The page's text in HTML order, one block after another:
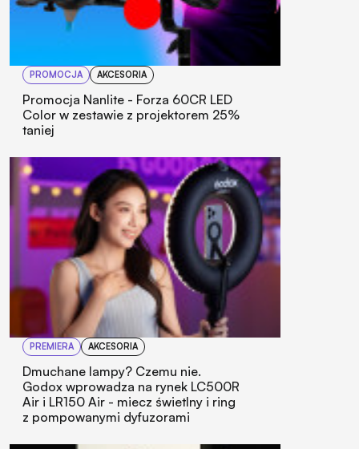
PROMOCJA AKCESORIA
Promocja Nanlite - Forza 60CR LED
Color w zestawie z projektorem 25%
taniej
PREMIERA AKCESORIA
Dmuchane lampy? Czemu nie.
Godox wprowadza na rynek LC500R
Air i LR150 Air - miecz świetlny i ring
z pompowanymi dyfuzorami